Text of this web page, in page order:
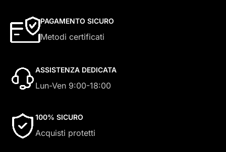
PAGAMENTO SICURO
Metodi certificati
ASSISTENZA DEDICATA
Lun-Ven 9:00-18:00
100% SICURO
Acquisti protetti